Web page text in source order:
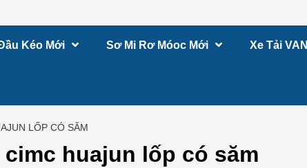
Kéo Mới Sơ Mi Rơ Móoc Mới Xe Tải VAN
LỐP CÓ SĂM
huajun lốp có săm